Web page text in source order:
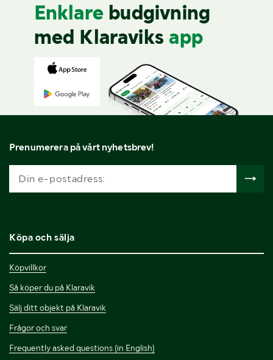
Enklare budgivning
med Klaraviks app
Prenumerera på vårt nyhetsbrev!
Köpa och sälja
Köpvillkor
Så köper du på Klaravik
Sälj ditt objekt på Klaravik
Frågor och svar
Frequently asked questions (in English)